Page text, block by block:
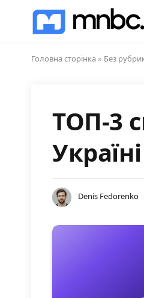
Головна сторінка » Без
ТОП-3
Україні
Denis Fedorenko